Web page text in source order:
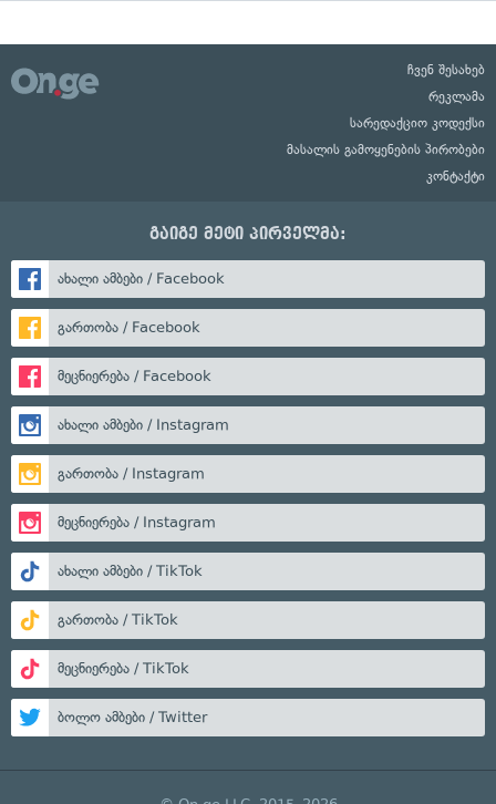
ჩვენ შესახებ
რეკლამა
სარედაქციო კოდექსი
მასალის გამოყენების პირობები
კონტაქტი
გაიგე მეტი პირველმა:
ახალი ამბები / Facebook
გართობა / Facebook
მეცნიერება / Facebook
ახალი ამბები / Instagram
გართობა / Instagram
მეცნიერება / Instagram
ახალი ამბები / TikTok
გართობა / TikTok
მეცნიერება / TikTok
ბოლო ამბები / Twitter